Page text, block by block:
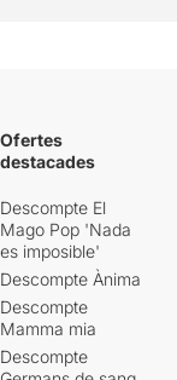
Ofertes
destacades
Descompte El
Mago Pop 'Nada
es imposible'
Descompte Ànima
Descompte
Mamma mia
Descompte